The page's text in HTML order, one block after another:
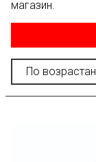
магазин.